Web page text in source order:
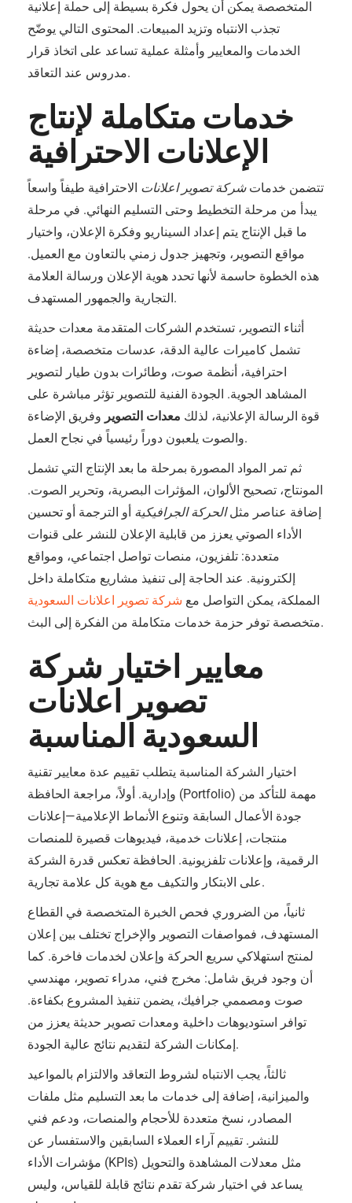
المتخصصة يمكن أن يحول فكرة بسيطة إلى حملة إعلانية
تجذب الانتباه وتزيد المبيعات. المحتوى التالي يوضّح
الخدمات والمعايير وأمثلة عملية تساعد على اتخاذ قرار
مدروس عند التعاقد.
خدمات متكاملة لإنتاج
الإعلانات الاحترافية
تتضمن خدماتشركة تصوير اعلانات الاحترافية طيفاً واسعاً
يبدأ من مرحلة التخطيط وحتى التسليم النهائي. في مرحلة
ما قبل الإنتاج يتم إعداد السيناريو وفكرة الإعلان، واختيار
مواقع التصوير، وتجهيز جدول زمني بالتعاون مع العميل.
هذه الخطوة حاسمة لأنها تحدد هوية الإعلان ورسالة العلامة
التجارية والجمهور المستهدف.
أثناء التصوير، تستخدم الشركات المتقدمة معدات حديثة
تشمل كاميرات عالية الدقة، عدسات متخصصة، إضاءة
احترافية، أنظمة صوت، وطائرات بدون طيار لتصوير
المشاهد الجوية. الجودة الفنية للتصوير تؤثر مباشرة على
قوة الرسالة الإعلانية، لذلك معدات التصوير وفريق الإضاءة
والصوت يلعبون دوراً رئيسياً في نجاح العمل.
ثم تمر المواد المصورة بمرحلة ما بعد الإنتاج التي تشمل
المونتاج، تصحيح الألوان، المؤثرات البصرية، وتحرير الصوت.
إضافة عناصر مثلالحركة الجرافيكية أو الترجمة أو تحسين
الأداء الصوتي يعزز من قابلية الإعلان للنشر على قنوات
متعددة: تلفزيون، منصات تواصل اجتماعي، ومواقع
إلكترونية. عند الحاجة إلى تنفيذ مشاريع متكاملة داخل
المملكة، يمكن التواصل مع شركة تصوير اعلانات السعودية
متخصصة توفر حزمة خدمات متكاملة من الفكرة إلى البث.
معايير اختيار شركة
تصوير اعلانات
السعودية المناسبة
اختيار الشركة المناسبة يتطلب تقييم عدة معايير تقنية
وإدارية. أولاً، مراجعة الحافظة (Portfolio) مهمة للتأكد من
جودة الأعمال السابقة وتنوع الأنماط الإعلامية—إعلانات
منتجات، إعلانات خدمية، فيديوهات قصيرة للمنصات
الرقمية، وإعلانات تلفزيونية. الحافظة تعكس قدرة الشركة
على الابتكار والتكيف مع هوية كل علامة تجارية.
ثانياً، من الضروري فحص الخبرة المتخصصة في القطاع
المستهدف، فمواصفات التصوير والإخراج تختلف بين إعلان
لمنتج استهلاكي سريع الحركة وإعلان لخدمات فاخرة. كما
أن وجود فريق شامل: مخرج فني، مدراء تصوير، مهندسي
صوت ومصممي جرافيك، يضمن تنفيذ المشروع بكفاءة.
توافر استوديوهات داخلية ومعدات تصوير حديثة يعزز من
إمكانات الشركة لتقديم نتائج عالية الجودة.
ثالثاً، يجب الانتباه لشروط التعاقد والالتزام بالمواعيد
والميزانية، إضافة إلى خدمات ما بعد التسليم مثل ملفات
المصادر، نسخ متعددة للأحجام والمنصات، ودعم فني
للنشر. تقييم آراء العملاء السابقين والاستفسار عن
مؤشرات الأداء (KPIs) مثل معدلات المشاهدة والتحويل
يساعد في اختيار شركة تقدم نتائج قابلة للقياس، وليس